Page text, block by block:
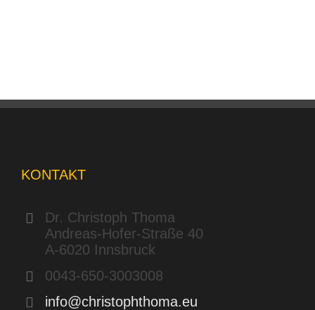
KONTAKT
Dr. Christoph Thoma
Andreas-Hofer-Straße 40
A-6020 Innsbruck
0043-650-3003008
info@christophthoma.eu